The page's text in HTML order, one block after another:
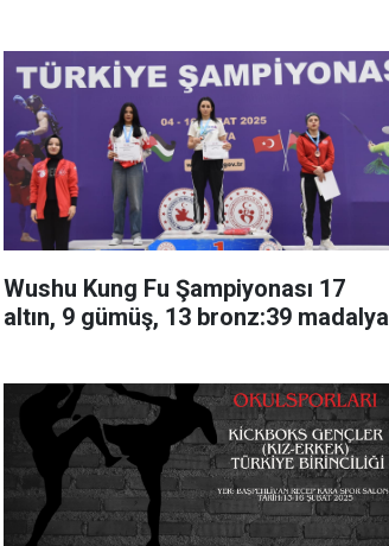
Wushu Kung Fu Şampiyonası 17
altın, 9 gümüş, 13 bronz:39 madalya